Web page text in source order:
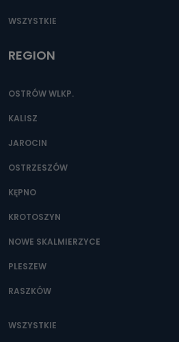
WSZYSTKIE
REGION
OSTRÓW WLKP.
KALISZ
JAROCIN
OSTRZESZÓW
KĘPNO
KROTOSZYN
NOWE SKALMIERZYCE
PLESZEW
RASZKÓW
WSZYSTKIE